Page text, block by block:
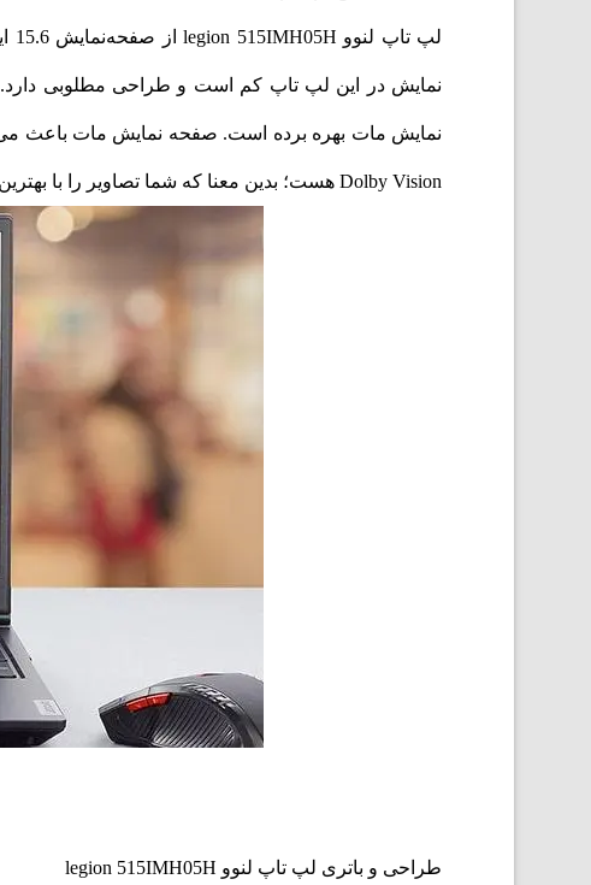
نمایش مات بهره برده است. صفحه نمایش مات باعث
Dolby Vision هست؛ بدین معنا که شما تصاویر را با بهترین کیفیت مشاهده خواهید کرد. فرمت Dolby Vision طیف رنگ بیشتر و عمق وسیع‌تری از رنگ‌ها را پشتیبانی می‌کند.
طراحی و باتری لپ تاپ لنوو legion 515IMH05H